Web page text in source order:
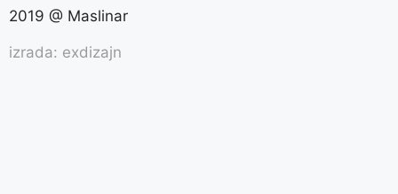
2019 @ Maslinar
izrada: exdizajn